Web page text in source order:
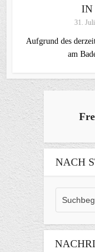
IN
31.
Aufgrund des
am
NACH